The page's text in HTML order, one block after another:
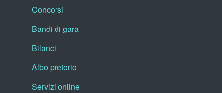
Concorsi
Bandi di gara
Bilanci
Albo pretorio
Servizi online